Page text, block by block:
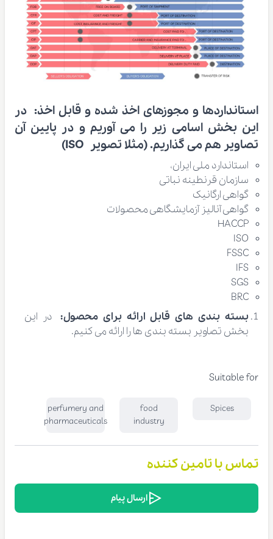
استانداردها و مجوزهای اخذ شده و قابل اخذ: در
این بخش اسامی زیر را می آوریم و در پایین آن
تصاویر هم می گذاریم. (مثلا تصویر ISO)
استاندارد ملی ایران،
سازمان قرنطینه نباتی
گواهی ارگانیک
گواهی آنالیز آزمایشگاهی محصولات
HACCP
ISO
FSSC
IFS
SGS
BRC
بسته بندی های قابل ارائه برای محصول: در این
بخش تصاویر بسته بندی ها را ارائه می کنیم.
Suitable for
Spices
food
industry
perfumery and
pharmaceuticals
تماس با تامین کننده
ارسال پیام